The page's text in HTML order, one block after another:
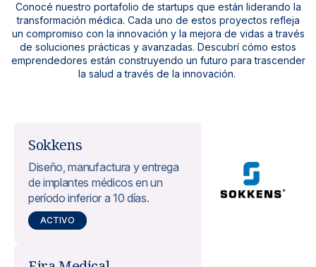
Conocé nuestro portafolio de startups que están liderando la
transformación médica. Cada uno de estos proyectos refleja
un compromiso con la innovación y la mejora de vidas a través
de soluciones prácticas y avanzadas. Descubrí cómo estos
emprendedores están construyendo un futuro para trascender
la salud a través de la innovación.
Sokkens
Diseño, manufactura y entrega
de implantes médicos en un
período inferior a 10 días.
ACTIVO